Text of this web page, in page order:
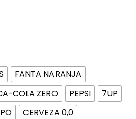
FANTA NARANJA
COLA ZERO PEPSI
7UP
CERVEZA 0,0